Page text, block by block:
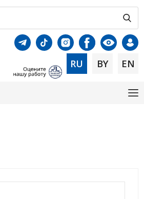
RU BY EN